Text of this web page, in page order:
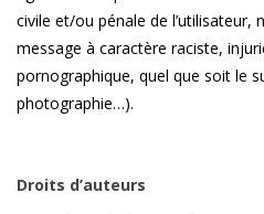
civile et/ou pénale de l’utilisateur,
message à caractère raciste,
pornographique, quel que soit le
photographie…).
Droits d’auteurs